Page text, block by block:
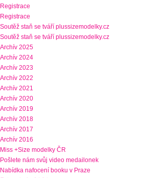
Registrace
Registrace
Soutěž staň se tváří plussizemodelky.cz
Soutěž staň se tváří plussizemodelky.cz
Archív 2025
Archív 2024
Archív 2023
Archív 2022
Archív 2021
Archív 2020
Archív 2019
Archív 2018
Archív 2017
Archív 2016
Miss +Size modelky ČR
Pošlete nám svůj video medailonek
Nabídka nafocení booku v Praze